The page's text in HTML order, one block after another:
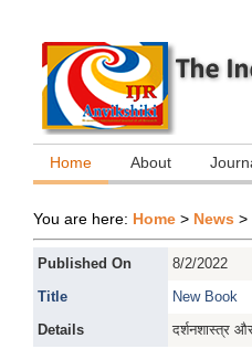
Home About
You are here: Home > News >
Published On
8/2/2022
Title
New Book
Details
दर्शनशास्त्र